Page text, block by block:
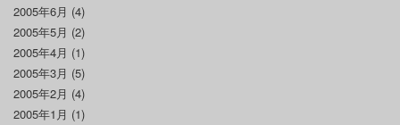
2005年6月 (4)
2005年5月 (2)
2005年4月 (1)
2005年3月 (5)
2005年2月 (4)
2005年1月 (1)